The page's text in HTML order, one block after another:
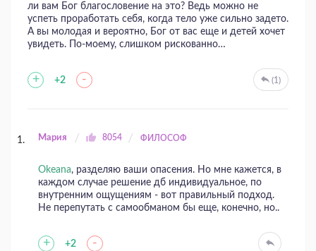
ли вам Бог благословение на это? Ведь можно не
успеть проработать себя, когда тело уже сильно задето.
А вы молодая и вероятно, Бог от вас еще и детей хочет
увидеть. По-моему, слишком рискованно…
+ +2 - (1)
Мария 8054 ФИЛОСОФ
Okeana, разделяю ваши опасения. Но мне кажется, в
каждом случае решение дб индивидуальное, по
внутренним ощущениям - вот правильный подход.
Не перепутать с самообманом бы еще, конечно, но..
+ +2 -